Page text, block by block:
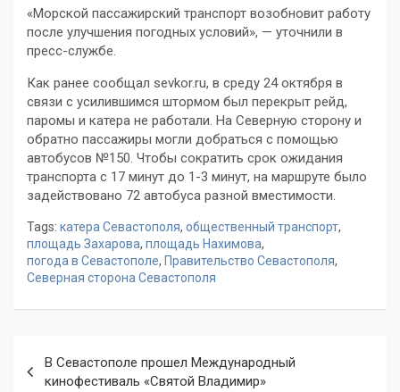
«Морской пассажирский транспорт возобновит работу
после улучшения погодных условий», — уточнили в
пресс-службе.
Как ранее сообщал sevkor.ru, в среду 24 октября в
связи с усилившимся штормом был перекрыт рейд,
паромы и катера не работали. На Северную сторону и
обратно пассажиры могли добраться с помощью
автобусов №150. Чтобы сократить срок ожидания
транспорта с 17 минут до 1-3 минут, на маршруте было
задействовано 72 автобуса разной вместимости.
Tags: катера Севастополя, общественный транспорт,
площадь Захарова, площадь Нахимова,
погода в Севастополе, Правительство Севастополя,
Северная сторона Севастополя
по
В Севастополе прошел Международный
кинофестиваль «Святой Владимир»